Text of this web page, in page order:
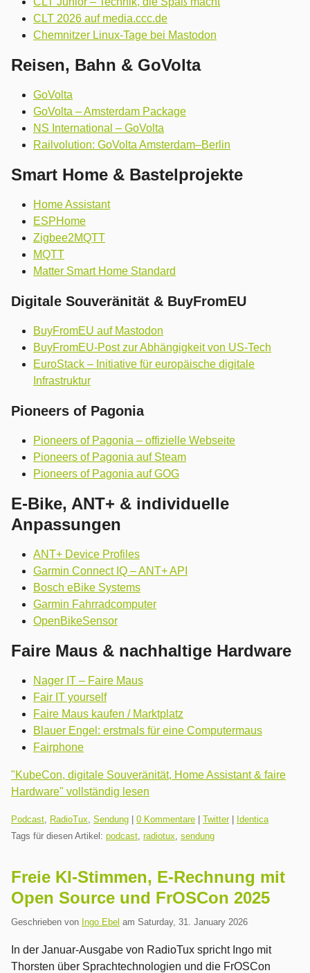
CLT 2026 auf media.ccc.de
Chemnitzer Linux-Tage bei Mastodon
Reisen, Bahn & GoVolta
GoVolta
GoVolta – Amsterdam Package
NS International – GoVolta
Railvolution: GoVolta Amsterdam–Berlin
Smart Home & Bastelprojekte
Home Assistant
ESPHome
Zigbee2MQTT
MQTT
Matter Smart Home Standard
Digitale Souveränität & BuyFromEU
BuyFromEU auf Mastodon
BuyFromEU-Post zur Abhängigkeit von US-Tech
EuroStack – Initiative für europäische digitale
Infrastruktur
Pioneers of Pagonia
Pioneers of Pagonia – offizielle Webseite
Pioneers of Pagonia auf Steam
Pioneers of Pagonia auf GOG
E-Bike, ANT+ & individuelle
Anpassungen
ANT+ Device Profiles
Garmin Connect IQ – ANT+ API
Bosch eBike Systems
Garmin Fahrradcomputer
OpenBikeSensor
Faire Maus & nachhaltige Hardware
Nager IT – Faire Maus
Fair IT yourself
Faire Maus kaufen / Marktplatz
Blauer Engel: erstmals für eine Computermaus
Fairphone
"KubeCon, digitale Souveränität, Home Assistant & faire
Hardware" vollständig lesen
Kategorien:
Podcast RadioTux Sendung 0 Kommentare Twitter|
Identica
Tags für diesen Artikel: podcast radiotux sendung
Freie KI-Stimmen, E-Rechnung mit
Open Source und FrOSCon 2025
Geschrieben von Ingo Ebel am Saturday, 31. January 2026
In der Januar-Ausgabe von RadioTux spricht Ingo mit
Thorsten über Sprachtechnologien und die FrOSCon